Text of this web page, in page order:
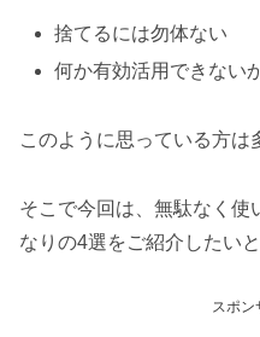
捨てるには勿体ない
何か有効活用できない
このように思っている方は
そこで今回は、無駄なく使
なりの4選をご紹介したいと
スポン